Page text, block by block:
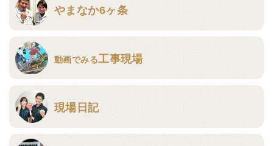
やまなか6ヶ条
動画でみる工事現場
現場日記